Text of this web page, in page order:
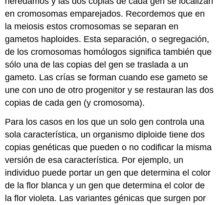
en cromosomas emparejados. Recordemos que en
la meiosis estos cromosomas se separan en
gametos haploides. Esta separación, o segregación,
de los cromosomas homólogos significa también que
sólo una de las copias del gen se traslada a un
gameto. Las crías se forman cuando ese gameto se
une con uno de otro progenitor y se restauran las dos
copias de cada gen (y cromosoma).
Para los casos en los que un solo gen controla una
sola característica, un organismo diploide tiene dos
copias genéticas que pueden o no codificar la misma
versión de esa característica. Por ejemplo, un
individuo puede portar un gen que determina el color
de la flor blanca y un gen que determina el color de
la flor violeta. Las variantes génicas que surgen por